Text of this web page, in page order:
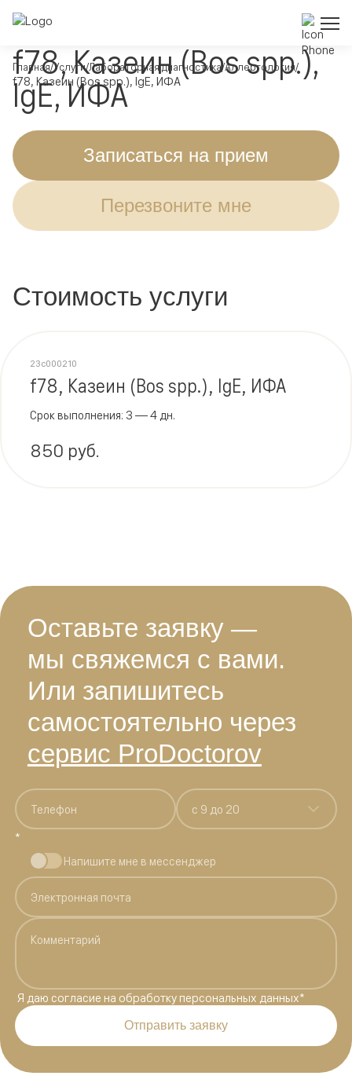
Главная Услуги Лабораторная диагностика Аллергология
f78, Казеин (Bos spp.), IgE, ИФА
f78, Казеин (Bos spp.),
IgE, ИФА
Записаться на прием
Перезвоните мне
Стоимость услуги
f78, Казеин (Bos spp.), IgE, ИФА
23c000210
850 руб.
Срок выполнения: 3 — 4 дн.
Оставьте заявку —
мы свяжемся с вами.
Или запишитесь
самостоятельно через
сервис ProDoctorov
*
c 9 до 20
Напишите мне в мессенджер
Я даю согласие на обработку персональных данных*
Отправить заявку